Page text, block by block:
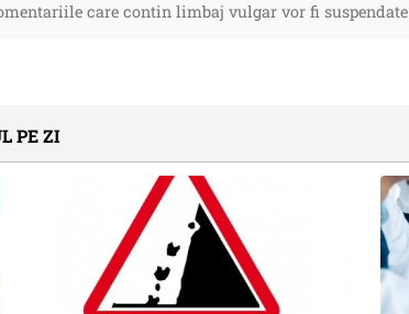
care contin limbaj vulgar vor fi suspendate
PE ZI